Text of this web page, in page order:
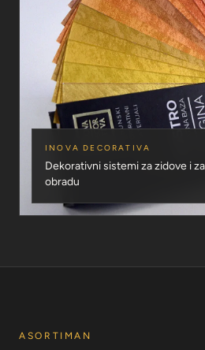
INOVA DECORATIVA
Dekorativni sistemi za zidove i
obradu
ASORTIMAN